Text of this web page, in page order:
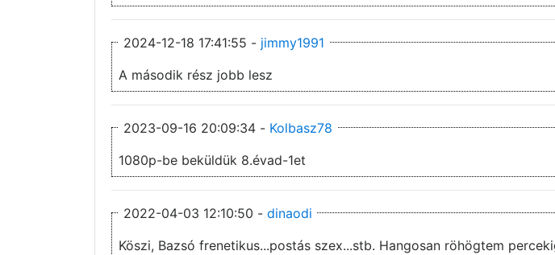
2024-12-18 17:41:55 - jimmy1991
A második rész jobb lesz
2023-09-16 20:09:34 - Kolbasz78
1080p-be beküldük 8.évad-1et
2022-04-03 12:10:50 - dinaodi
Köszi, Bazsó frenetikus...postás szex...stb. Hangosan röhögtem